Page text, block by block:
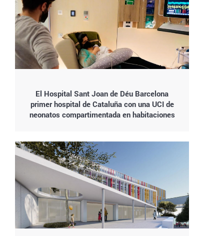
El Hospital Sant Joan de Déu Barcelona
primer hospital de Cataluña con una UCI de
neonatos compartimentada en habitaciones